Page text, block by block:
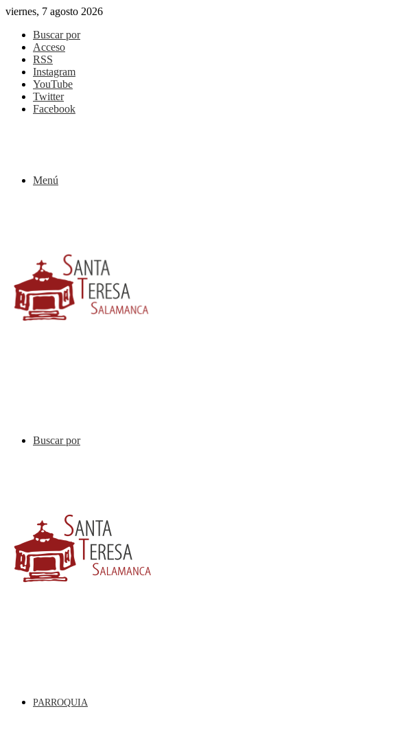
viernes, 7 agosto 2026
Buscar por
Acceso
RSS
Instagram
YouTube
Twitter
Facebook
Menú
Buscar por
PARROQUIA